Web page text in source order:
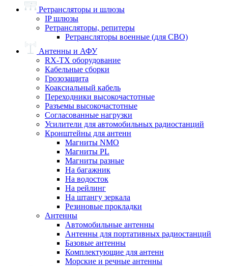
Ретрансляторы и шлюзы
IP шлюзы
Ретрансляторы, репитеры
Ретрансляторы военные (для СВО)
Антенны и АФУ
RX-TX оборудование
Кабельные сборки
Грозозащита
Коаксиальный кабель
Переходники высокочастотные
Разъемы высокочастотные
Согласованные нагрузки
Усилители для автомобильных радиостанций
Кронштейны для антенн
Магниты NMO
Магниты PL
Магниты разные
На багажник
На водосток
На рейлинг
На штангу зеркала
Резиновые прокладки
Антенны
Автомобильные антенны
Антенны для портативных радиостанций
Базовые антенны
Комплектующие для антенн
Морские и речные антенны